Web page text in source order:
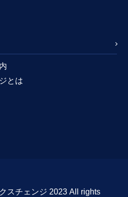
とは
スチェンジ 2023 All rights